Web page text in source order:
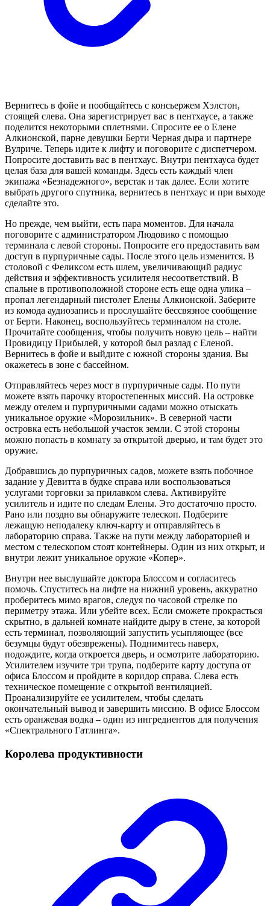
Вернитесь в фойе и пообщайтесь с консьержем Хэлстон,
стоящей слева. Она зарегистрирует вас в пентхаусе, а также
поделится некоторыми сплетнями. Спросите ее о Елене
Алкионской, парне девушки Берти Черная дыра и партнере
Вулриче. Теперь идите к лифту и поговорите с диспетчером.
Попросите доставить вас в пентхаус. Внутри пентхауса будет
целая база для вашей команды. Здесь есть каждый член
экипажа «Безнадежного», верстак и так далее. Если хотите
выбрать другого спутника, вернитесь в пентхаус и при выходе
сделайте это.
Но прежде, чем выйти, есть пара моментов. Для начала
поговорите с администратором Людовико с помощью
терминала с левой стороны. Попросите его предоставить вам
доступ в пурпуричные сады. После этого цель изменится. В
столовой с Феликсом есть шлем, увеличивающий радиус
действия и эффективность усилителя несоответствий. В
спальне в противоположной стороне есть еще одна улика –
пропал легендарный пистолет Елены Алкионской. Заберите
из комода аудиозапись и прослушайте бессвязное сообщение
от Берти. Наконец, воспользуйтесь терминалом на столе.
Прочитайте сообщения, чтобы получить новую цель – найти
Провидицу Прибылей, у которой был разлад с Еленой.
Вернитесь в фойе и выйдите с южной стороны здания. Вы
окажетесь в зоне с бассейном.
Отправляйтесь через мост в пурпуричные сады. По пути
можете взять парочку второстепенных миссий. На островке
между отелем и пурпуричными садами можно отыскать
уникальное оружие «Морозильник». В северной части
островка есть небольшой участок земли. С этой стороны
можно попасть в комнату за открытой дверью, и там будет это
оружие.
Добравшись до пурпуричных садов, можете взять побочное
задание у Девитта в будке справа или воспользоваться
услугами торговки за прилавком слева. Активируйте
усилитель и идите по следам Елены. Это достаточно просто.
Рано или поздно вы обнаружите телескоп. Подберите
лежащую неподалеку ключ-карту и отправляйтесь в
лабораторию справа. Также на пути между лабораторией и
местом с телескопом стоят контейнеры. Один из них открыт, и
внутри лежит уникальное оружие «Копер».
Внутри нее выслушайте доктора Блоссом и согласитесь
помочь. Спуститесь на лифте на нижний уровень, аккуратно
проберитесь мимо врагов, следуя по часовой стрелке по
периметру этажа. Или убейте всех. Если сможете прокрасться
скрытно, в дальней комнате найдите дыру в стене, за которой
есть терминал, позволяющий запустить усыпляющее (все
безумцы будут обезврежены). Поднимитесь наверх,
подождите, когда откроется дверь, и осмотрите лабораторию.
Усилителем изучите три трупа, подберите карту доступа от
офиса Блоссом и пройдите в коридор справа. Слева есть
техническое помещение с открытой вентиляцией.
Проанализируйте ее усилителем, чтобы сделать
окончательный вывод и завершить миссию. В офисе Блоссом
есть оранжевая водка – один из ингредиентов для получения
«Спектрального Гатлинга».
Королева продуктивности